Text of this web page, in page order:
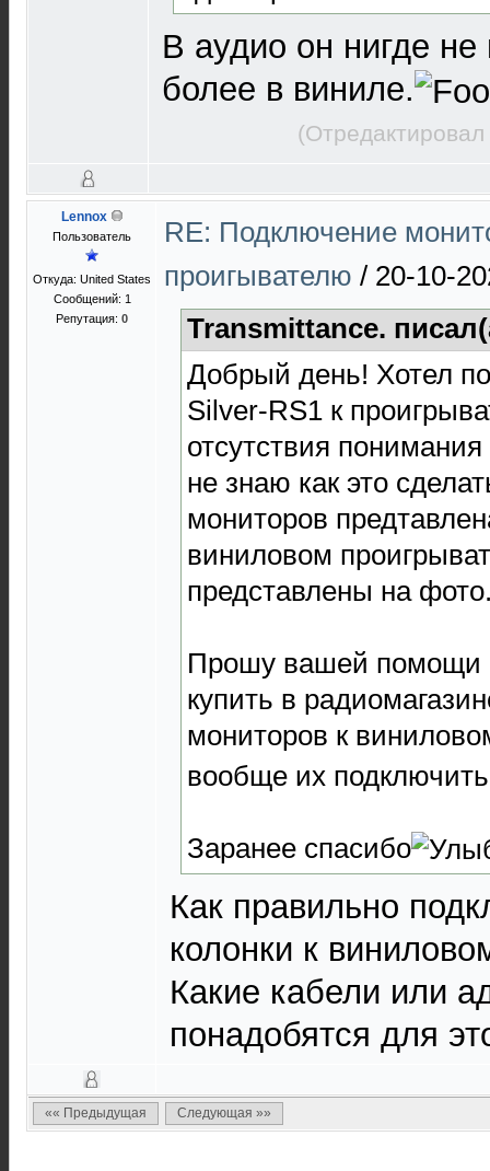
В аудио он нигде не
более в виниле.
Lennox
Пользователь
Откуда: United States
Сообщений: 1
Репутация: 0
RE: Подключение
проигывателю / 20-10-
Transmittance.
Добрый день! Хотел
Silver-RS1 к
отсутствия
не знаю как это
мониторов
виниловом
представлены на
Прошу вашей помощи
купить в
мониторов к
вообще их
Заранее спасибо
Как правильно
колонки к
Какие кабели или
понадобятся для
«« Предыдущая Следующая »»